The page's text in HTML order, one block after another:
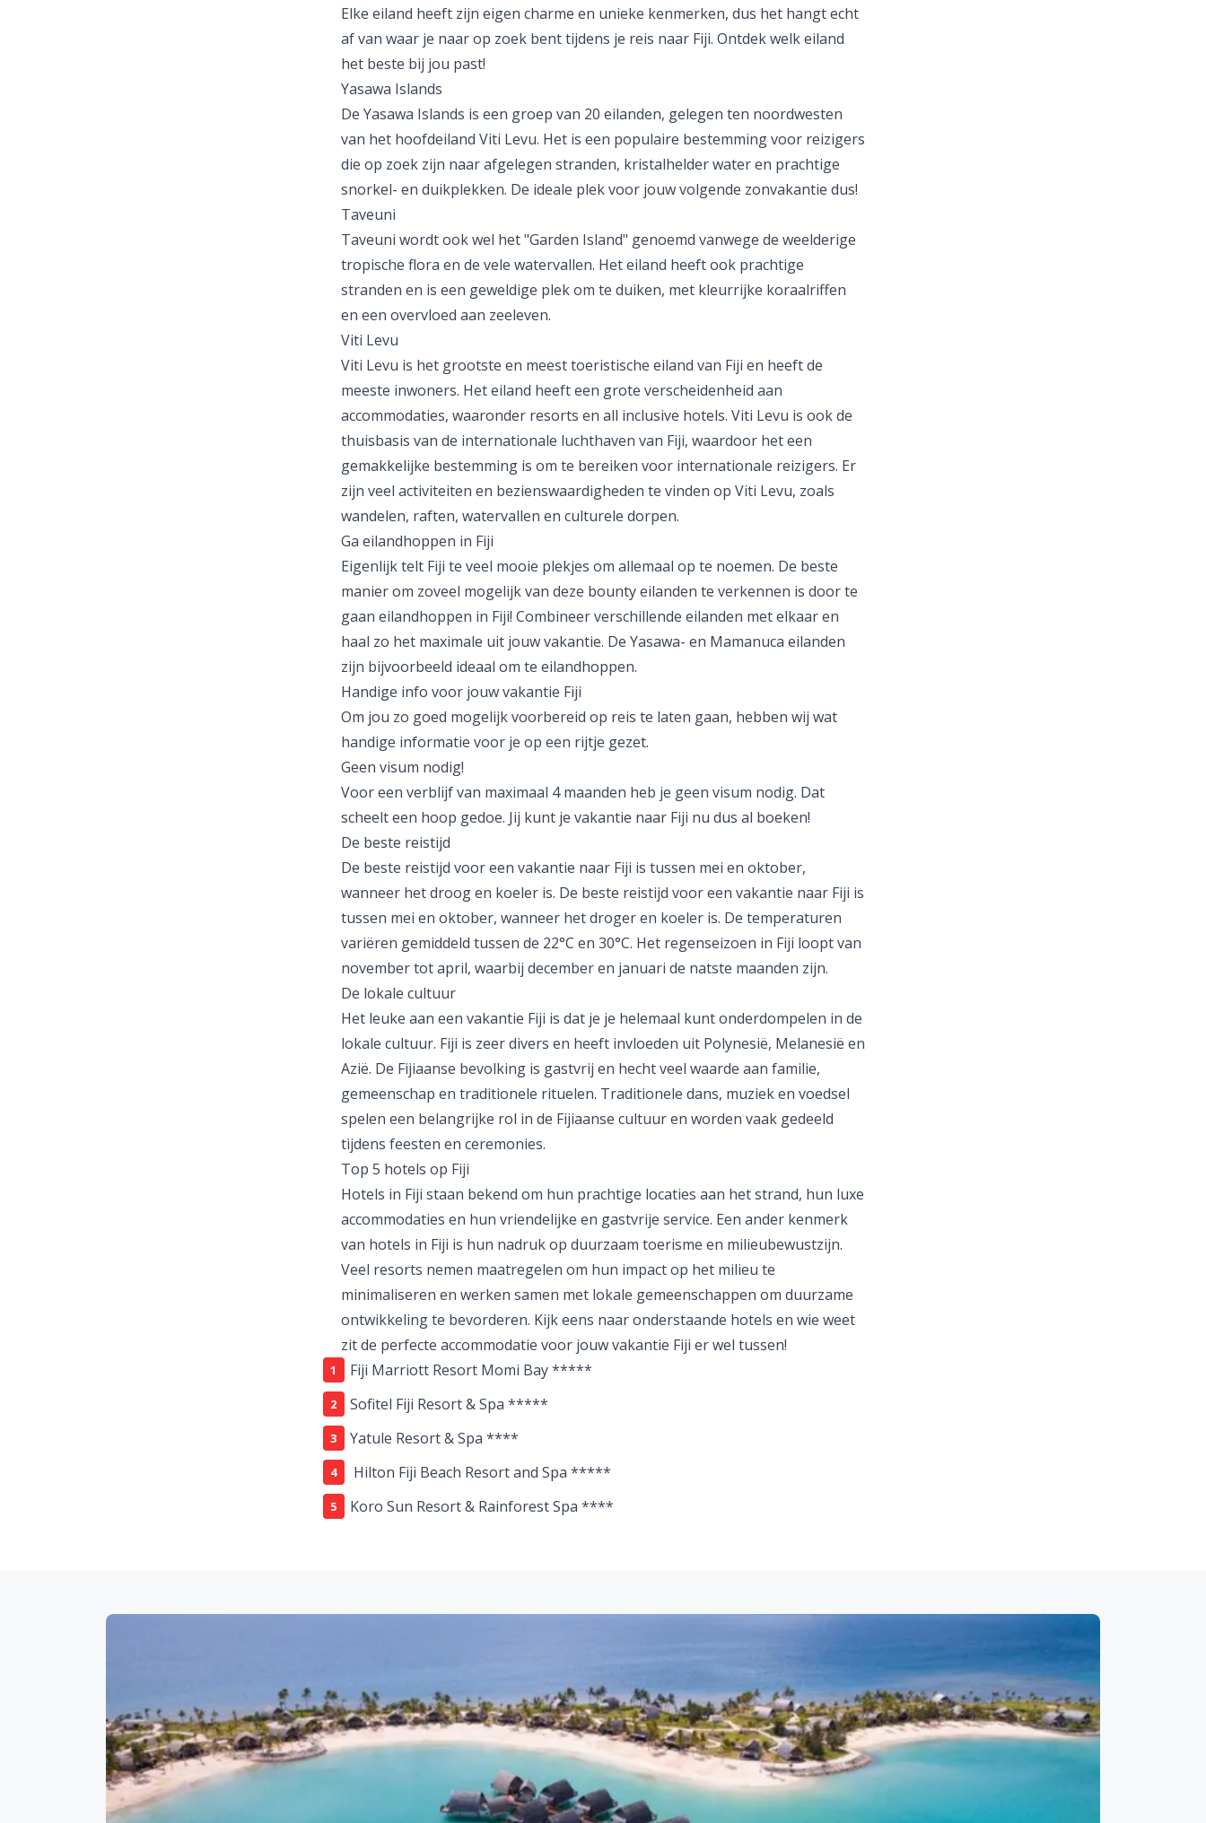
Elke eiland heeft zijn eigen charme en unieke kenmerken, dus het hangt echt
af van waar je naar op zoek bent tijdens je reis naar Fiji. Ontdek welk eiland
het beste bij jou past!
Yasawa Islands
De Yasawa Islands is een groep van 20 eilanden, gelegen ten noordwesten
van het hoofdeiland Viti Levu. Het is een populaire bestemming voor reizigers
die op zoek zijn naar afgelegen stranden, kristalhelder water en prachtige
snorkel- en duikplekken. De ideale plek voor jouw volgende zonvakantie dus!
Taveuni
Taveuni wordt ook wel het "Garden Island" genoemd vanwege de weelderige
tropische flora en de vele watervallen. Het eiland heeft ook prachtige
stranden en is een geweldige plek om te duiken, met kleurrijke koraalriffen
en een overvloed aan zeeleven.
Viti Levu
Viti Levu is het grootste en meest toeristische eiland van Fiji en heeft de
meeste inwoners. Het eiland heeft een grote verscheidenheid aan
accommodaties, waaronder resorts en all inclusive hotels. Viti Levu is ook de
thuisbasis van de internationale luchthaven van Fiji, waardoor het een
gemakkelijke bestemming is om te bereiken voor internationale reizigers. Er
zijn veel activiteiten en bezienswaardigheden te vinden op Viti Levu, zoals
wandelen, raften, watervallen en culturele dorpen.
Ga eilandhoppen in Fiji
Eigenlijk telt Fiji te veel mooie plekjes om allemaal op te noemen. De beste
manier om zoveel mogelijk van deze bountyeilanden te verkennen is door te
gaan eilandhoppen in Fiji! Combineer verschillende eilanden met elkaar en
haal zo het maximale uit jouw vakantie. De Yasawa- en Mamanuca eilanden
zijn bijvoorbeeld ideaal om te eilandhoppen.
Handige info voor jouw vakantie Fiji
Om jou zo goed mogelijk voorbereid op reis te laten gaan, hebben wij wat
handige informatie voor je op een rijtje gezet.
Geen visum nodig!
Voor een verblijf van maximaal 4 maanden heb je geen visum nodig. Dat
scheelt een hoop gedoe. Jij kunt je vakantie naar Fiji nu dus al boeken!
De beste reistijd
De beste reistijd voor een vakantie naar Fiji is tussen mei en oktober,
wanneer het droog en koeler is. De beste reistijd voor een vakantie naar Fiji is
tussen mei en oktober, wanneer het droger en koeler is. De temperaturen
variëren gemiddeld tussen de 22°C en 30°C. Het regenseizoen in Fiji loopt van
november tot april, waarbij december en januari de natste maanden zijn.
De lokale cultuur
Het leuke aan een vakantie Fiji is dat je je helemaal kunt onderdompelen in de
lokale cultuur. Fiji is zeer divers en heeft invloeden uit Polynesië, Melanesië en
Azië. De Fijiaanse bevolking is gastvrij en hecht veel waarde aan familie,
gemeenschap en traditionele rituelen. Traditionele dans, muziek en voedsel
spelen een belangrijke rol in de Fijiaanse cultuur en worden vaak gedeeld
tijdens feesten en ceremonies.
Top 5 hotels op Fiji
Hotels in Fiji staan bekend om hun prachtige locaties aan het strand, hun luxe
accommodaties en hun vriendelijke en gastvrije service. Een ander kenmerk
van hotels in Fiji is hun nadruk op duurzaam toerisme en milieubewustzijn.
Veel resorts nemen maatregelen om hun impact op het milieu te
minimaliseren en werken samen met lokale gemeenschappen om duurzame
ontwikkeling te bevorderen. Kijk eens naar onderstaande hotels en wie weet
zit de perfecte accommodatie voor jouw vakantie Fiji er wel tussen!
Fiji Marriott Resort Momi Bay *****
Sofitel Fiji Resort & Spa *****
Yatule Resort & Spa ****
Hilton Fiji Beach Resort and Spa *****
Koro Sun Resort & Rainforest Spa ****